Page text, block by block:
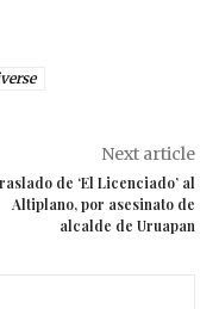
Next article
Altiplano, por asesinato de
alcalde de Uruapan